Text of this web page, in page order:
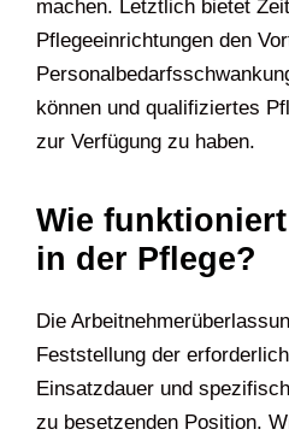
machen. Letztlich bietet
Pflegeeinrichtungen den
können und qualifiziertes
zur Verfügung zu haben.
Wie
in der Pflege?
Die
Feststellung der
Einsatzdauer und
zu besetzenden Position.